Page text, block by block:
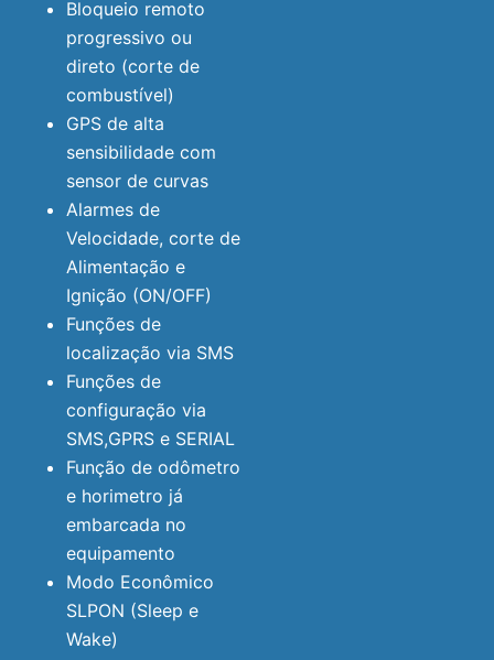
Bloqueio remoto
progressivo ou
direto (corte de
combustível)
GPS de alta
sensibilidade com
sensor de curvas
Alarmes de
Velocidade, corte de
Alimentação e
Ignição (ON/OFF)
Funções de
localização via SMS
Funções de
configuração via
SMS,GPRS e SERIAL
Função de odômetro
e horimetro já
embarcada no
equipamento
Modo Econômico
SLPON (Sleep e
Wake)